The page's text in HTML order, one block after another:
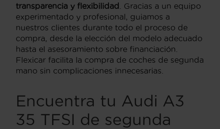
transparencia y flexibilidad
. Gracias a un equipo
experimentado y profesional, guiamos a
nuestros clientes durante todo el proceso de
compra, desde la elección del modelo adecuado
hasta el asesoramiento sobre financiación.
Flexicar facilita la compra de coches de segunda
mano sin complicaciones innecesarias.
Encuentra tu Audi A3
35 TFSI de segunda